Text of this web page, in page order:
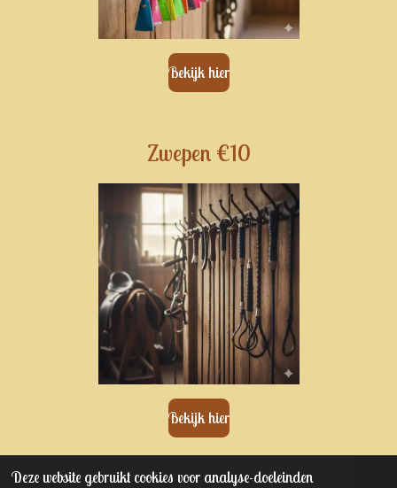
Deze website gebruikt cookies voor analyse-doeleinden
Bekijk hier
Zwepen €10
Bekijk hier